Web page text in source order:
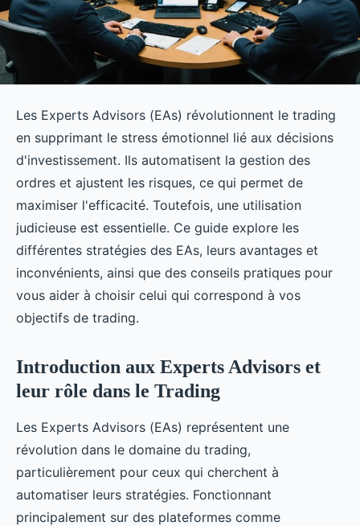
Les Experts Advisors (EAs) révolutionnent le trading
en supprimant le stress émotionnel lié aux décisions
d'investissement. Ils automatisent la gestion des
ordres et ajustent les risques, ce qui permet de
maximiser l'efficacité. Toutefois, une utilisation
judicieuse est essentielle. Ce guide explore les
différentes stratégies des EAs, leurs avantages et
inconvénients, ainsi que des conseils pratiques pour
vous aider à choisir celui qui correspond à vos
objectifs de trading.
Introduction aux Experts Advisors et
leur rôle dans le Trading
Les Experts Advisors (EAs) représentent une
révolution dans le domaine du trading,
particulièrement pour ceux qui cherchent à
automatiser leurs stratégies. Fonctionnant
principalement sur des plateformes comme